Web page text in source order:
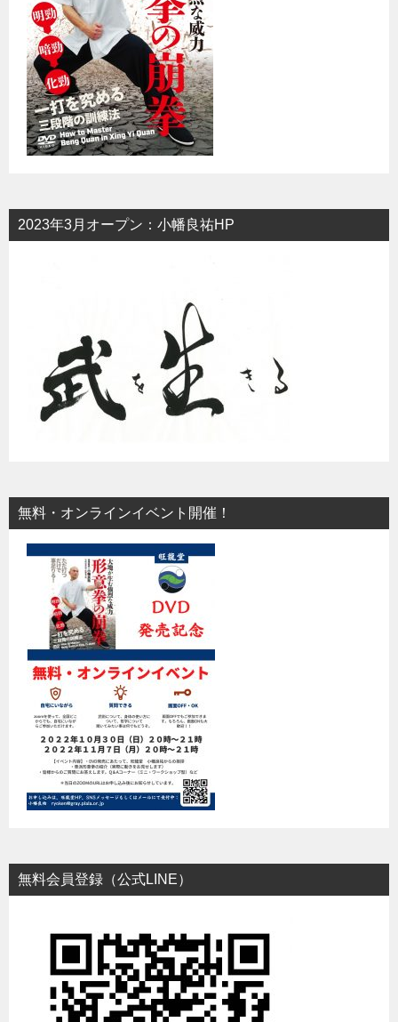
2023年3月オープン：小幡良祐HP
無料・オンラインイベント開催！
無料会員登録（公式LINE）